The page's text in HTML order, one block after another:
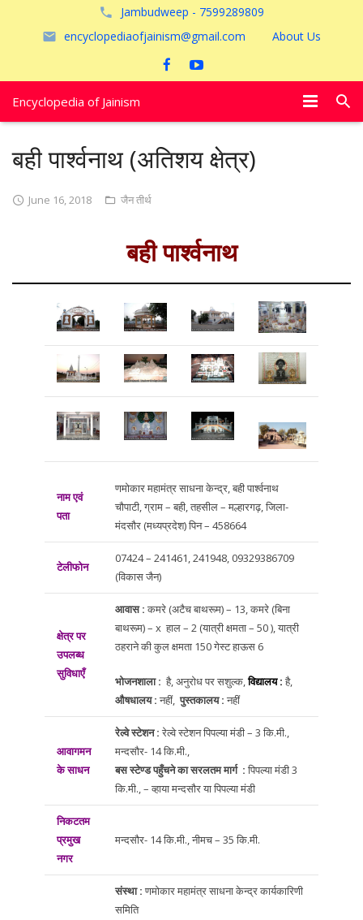
Jambudweep - 7599289809
encyclopediaofjainism@gmail.com
About Us
Encyclopedia of Jainism
बही पार्श्वनाथ (अतिशय क्षेत्र)
June 16, 2018 जैन तीर्थ
बही पार्श्वनाथ
नाम एवं
पता
णमोकार महामंत्र साधना केन्द्र, बही पार्श्वनाथ
चौपाटी, ग्राम – बही, तहसील – मल्हारगढ़, जिला-
मंदसौर (मध्यप्रदेश) पिन – 458664
टेलीफोन
07424 – 241461, 241948, 09329386709
(विकास जैन)
क्षेत्र पर
उपलब्ध
सुविधाएँ
आवास : कमरे (अटैच बाथरूम) – 13, कमरे (बिना
बाथरूम) – x हाल – 2 (यात्री क्षमता – 50 ), यात्री
ठहराने की कुल क्षमता 150 गेस्ट हाऊस 6
भोजनशाला : है, अनुरोध पर सशुल्क,विद्यालय : है,
औषधालय : नहीं, पुस्तकालय : नहीं
आवागमन
के साधन
रेल्वे स्टेशन : रेल्वे स्टेशन पिपल्या मंडी – 3 कि.मी.,
मन्दसौर- 14 कि.मी.,
बस स्टेण्ड पहुँचने का सरलतम मार्ग : पिपल्या मंडी 3
कि.मी., – व्हाया मन्दसौर या पिपल्या मंडी
निकटतम
प्रमुख
नगर
मन्दसौर- 14 कि.मी., नीमच – 35 कि.मी.
संस्था : णमोकार महामंत्र साधना केन्द्र कार्यकारिणी
समिति